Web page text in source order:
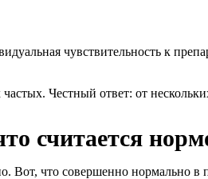
чувствительность к
Честный ответ: от
считается
Вот, что совершенно нормально в